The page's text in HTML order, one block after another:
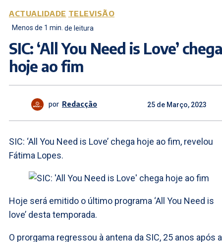
ACTUALIDADE TELEVISÃO
Menos de 1 min. de leitura
SIC: ‘All You Need is Love’ chega
hoje ao fim
por Redacção 25 de Março, 2023
SIC: ‘All You Need is Love’ chega hoje ao fim, revelou
Fátima Lopes.
Hoje será emitido o último programa ‘All You Need is
love’ desta temporada.
O prorgama regressou à antena da SIC, 25 anos após a